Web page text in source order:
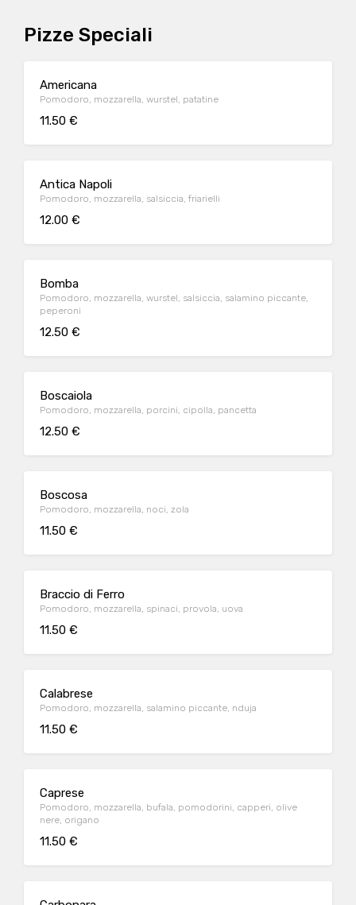
Pizze Speciali
Americana
Pomodoro, mozzarella, wurstel, patatine
11.50 €
Antica Napoli
Pomodoro, mozzarella, salsiccia, friarielli
12.00 €
Bomba
Pomodoro, mozzarella, wurstel, salsiccia, salamino piccante,
peperoni
12.50 €
Boscaiola
Pomodoro, mozzarella, porcini, cipolla, pancetta
12.50 €
Boscosa
Pomodoro, mozzarella, noci, zola
11.50 €
Braccio di Ferro
Pomodoro, mozzarella, spinaci, provola, uova
11.50 €
Calabrese
Pomodoro, mozzarella, salamino piccante, nduja
11.50 €
Caprese
Pomodoro, mozzarella, bufala, pomodorini, capperi, olive
nere, origano
11.50 €